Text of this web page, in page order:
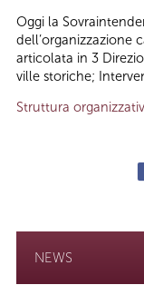
Oggi la
dell’organizzazione
articolata in 3
ville storiche;
Struttura
NEWS